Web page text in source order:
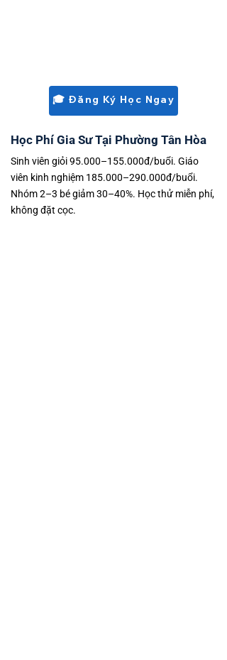
🎓 Đăng Ký Học Ngay
Học Phí Gia Sư Tại Phường Tân Hòa
Sinh viên giỏi 95.000–155.000đ/buổi. Giáo
viên kinh nghiệm 185.000–290.000đ/buổi.
Nhóm 2–3 bé giảm 30–40%. Học thử miễn phí,
không đặt cọc.